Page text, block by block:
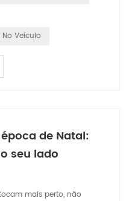
Veículo
de Natal:
seu lado
mais perto, não